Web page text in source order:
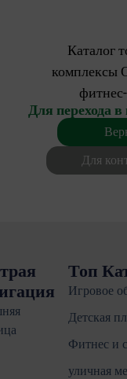
Каталог
комплексы
Для перехода
Для
Топ
Игровое
Детская
Фитнес и
уличная